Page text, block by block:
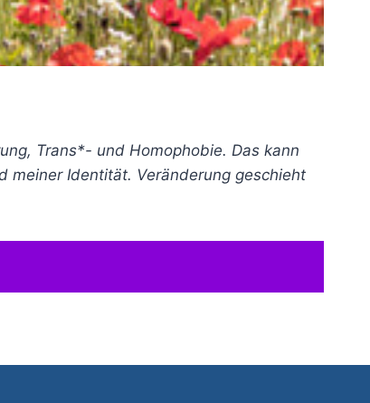
Trans*- und Homophobie. Das kann
meiner Identität. Veränderung geschieht